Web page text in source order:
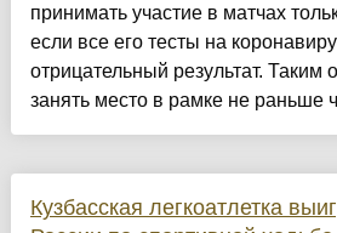
принимать участие в матчах
если все его тесты на
отрицательный результат. Таким
занять место в рамке не раньше
Кузбасская легкоатлетка